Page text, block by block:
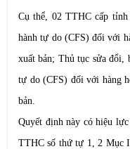
Cụ thể, 02 TTHC cấp
hành tự do (CFS) đối với
xuất bản; Thủ tục sửa đổi,
tự do (CFS) đối với hàng
bản.
Quyết định này có hiệu
TTHC số thứ tự 1, 2 Mục